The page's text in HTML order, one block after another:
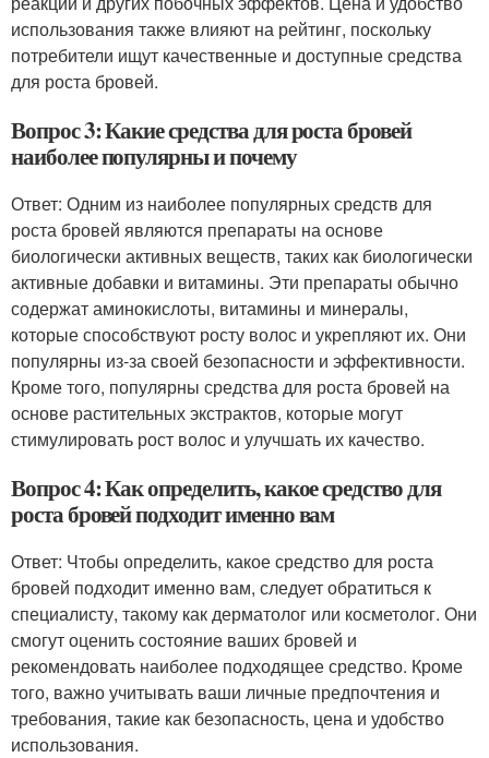
использования также влияют на рейтинг, поскольку
потребители ищут качественные и доступные средства
для роста бровей.
Вопрос 3: Какие средства для роста бровей
наиболее популярны и почему
Ответ: Одним из наиболее популярных средств для
роста бровей являются препараты на основе
биологически активных веществ, таких как биологически
активные добавки и витамины. Эти препараты обычно
содержат аминокислоты, витамины и минералы,
которые способствуют росту волос и укрепляют их. Они
популярны из-за своей безопасности и эффективности.
Кроме того, популярны средства для роста бровей на
основе растительных экстрактов, которые могут
стимулировать рост волос и улучшать их качество.
Вопрос 4: Как определить, какое средство для
роста бровей подходит именно вам
Ответ: Чтобы определить, какое средство для роста
бровей подходит именно вам, следует обратиться к
специалисту, такому как дерматолог или косметолог. Они
смогут оценить состояние ваших бровей и
рекомендовать наиболее подходящее средство. Кроме
того, важно учитывать ваши личные предпочтения и
требования, такие как безопасность, цена и удобство
использования.